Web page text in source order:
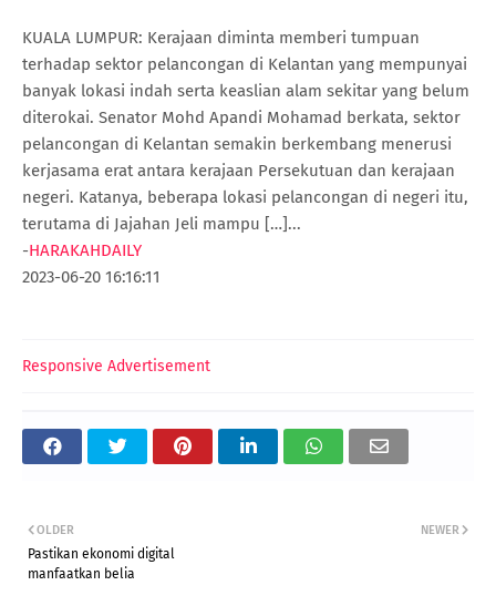
KUALA LUMPUR: Kerajaan diminta memberi tumpuan
terhadap sektor pelancongan di Kelantan yang mempunyai
banyak lokasi indah serta keaslian alam sekitar yang belum
diterokai. Senator Mohd Apandi Mohamad berkata, sektor
pelancongan di Kelantan semakin berkembang menerusi
kerjasama erat antara kerajaan Persekutuan dan kerajaan
negeri. Katanya, beberapa lokasi pelancongan di negeri itu,
terutama di Jajahan Jeli mampu […]...
-HARAKAHDAILY
2023-06-20 16:16:11
Responsive Advertisement
NEWER
OLDER
Pastikan ekonomi digital
manfaatkan belia